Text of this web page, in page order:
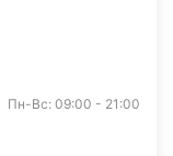
Пн-Вс: 09:00 - 21:00